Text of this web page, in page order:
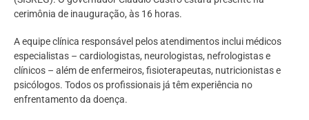
cerimônia de inauguração, às 16 horas.
A equipe clínica responsável pelos atendimentos inclui médicos
especialistas – cardiologistas, neurologistas, nefrologistas e
clínicos – além de enfermeiros, fisioterapeutas, nutricionistas e
psicólogos. Todos os profissionais já têm experiência no
enfrentamento da doença.